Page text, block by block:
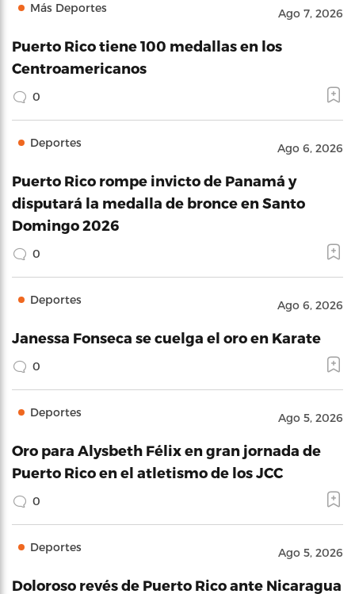
Más Deportes Ago 7, 2026
Puerto Rico tiene 100 medallas en los
Centroamericanos
0
Deportes Ago 6, 2026
Puerto Rico rompe invicto de Panamá y
disputará la medalla de bronce en Santo
Domingo 2026
0
Deportes Ago 6, 2026
Janessa Fonseca se cuelga el oro en Karate
0
Deportes Ago 5, 2026
Oro para Alysbeth Félix en gran jornada de
Puerto Rico en el atletismo de los JCC
0
Deportes Ago 5, 2026
Doloroso revés de Puerto Rico ante Nicaragua